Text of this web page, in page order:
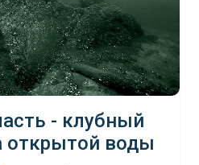
- клубный
открытой воды